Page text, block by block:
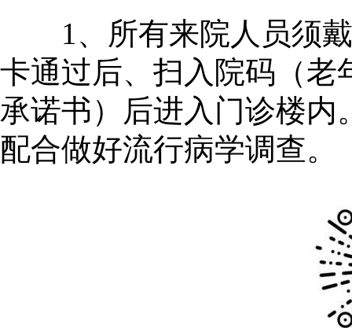
1、所有来院人员须戴
卡通过后、扫入院码（老
承诺书）后进入门诊楼内
配合做好流行病学调查。